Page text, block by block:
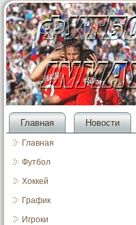
Главная Новости
Главная
Футбол
Хоккей
График
Игроки